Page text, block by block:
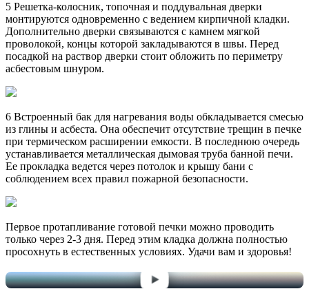
5 Решетка-колосник, топочная и поддувальная дверки
монтируются одновременно с ведением кирпичной кладки.
Дополнительно дверки связываются с камнем мягкой
проволокой, концы которой закладываются в швы. Перед
посадкой на раствор дверки стоит обложить по периметру
асбестовым шнуром.
6 Встроенный бак для нагревания воды обкладывается смесью
из глины и асбеста. Она обеспечит отсутствие трещин в печке
при термическом расширении емкости. В последнюю очередь
устанавливается металлическая дымовая труба банной печи.
Ее прокладка ведется через потолок и крышу бани с
соблюдением всех правил пожарной безопасности.
Первое протапливание готовой печки можно проводить
только через 2-3 дня. Перед этим кладка должна полностью
просохнуть в естественных условиях. Удачи вам и здоровья!